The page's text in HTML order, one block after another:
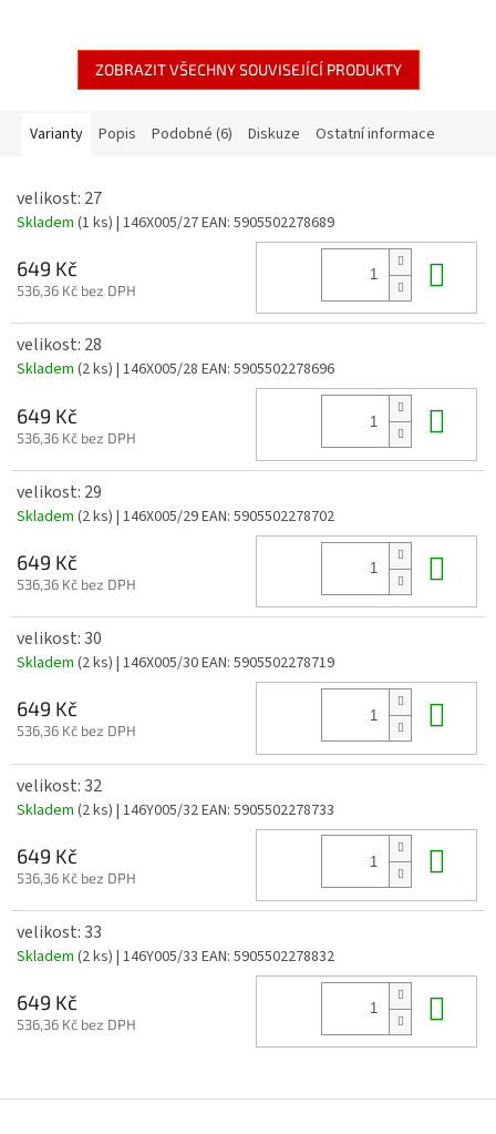
ZOBRAZIT VŠECHNY SOUVISEJÍCÍ PRODUKTY
Varianty Popis Podobné (6) Diskuze Ostatní informace
velikost: 27
Skladem (1 ks) | 146X005/27EAN: 5905502278689
649 Kč
536,36 Kč bez DPH
velikost: 28
Skladem (2 ks) | 146X005/28 EAN: 5905502278696
649 Kč
536,36 Kč bez DPH
velikost: 29
Skladem (2 ks) | 146X005/29EAN: 5905502278702
649 Kč
536,36 Kč bez DPH
velikost: 30
Skladem (2 ks) | 146X005/30EAN: 5905502278719
649 Kč
536,36 Kč bez DPH
velikost: 32
Skladem (2 ks) | 146Y005/32EAN: 5905502278733
649 Kč
536,36 Kč bez DPH
velikost: 33
Skladem (2 ks) | 146Y005/33 EAN: 5905502278832
649 Kč
536,36 Kč bez DPH